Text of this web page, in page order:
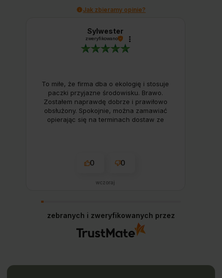
Jak zbieramy opinie?
Sylwester
zweryfikowano
To miłe, że firma dba o ekologię i stosuje
paczki przyjazne środowisku. Brawo.
Zostałem naprawdę dobrze i prawiłowo
obsłużony. Spokojnie, można zamawiać
opierając się na terminach dostaw ze
0 0
wczoraj
zebranych i zweryfikowanych przez